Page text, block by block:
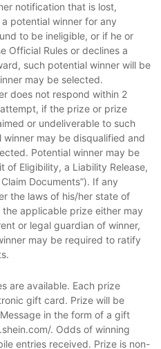
notification that is lost,
potential winner for any
to be ineligible, or if he or
Official Rules or declines a
such potential winner will be
may be selected.
does not respond within 2
if the prize or prize
or undeliverable to such
may be disqualified and
Potential winner may be
Eligibility, a Liability Release,
Documents”). If any
the laws of his/her state of
the applicable prize either may
or legal guardian of winner,
may be required to ratify
are available. Each prize
gift card. Prize will be
in the form of a gift
. Odds of winning
entries received. Prize is non-